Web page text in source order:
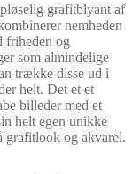
grafitblyant af
nemheden
friheden og
som almindelige
trække disse ud i
helt. Det et et
billeder med et
helt egen unikke
grafitlook og akvarel.